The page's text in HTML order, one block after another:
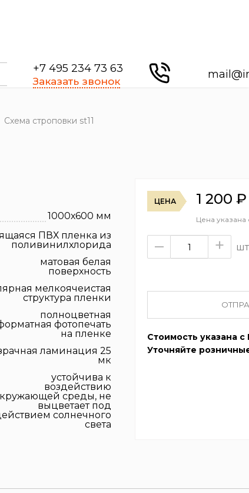
+7 495 234 73 63
Заказать звонок
Схема строповки st11
1000х600 мм
ПВХ пленка из
поливинилхлорида
матовая белая
поверхность
мелкоячеистая
структура пленки
полноцветная
фотопечать
на пленке
ламинация 25
мк
устойчива к
воздействию
среды, не
выцветает под
солнечного
света
ЦЕНА 1 200 ₽
Цена
– +
Стоимость указана
Уточняйте